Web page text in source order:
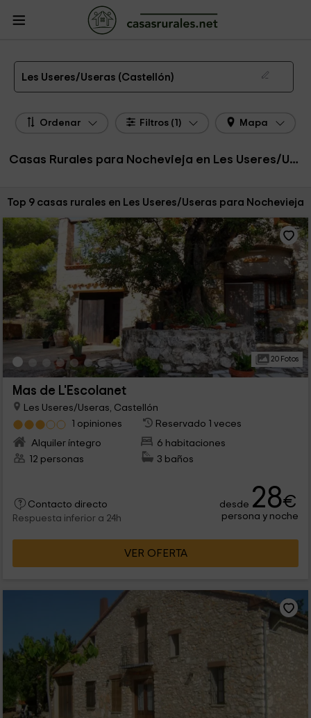
Casas Rurales
Casas Rurales Castellón
Casas Rurales Les Useres/Useras
Casas Rurales Nochevieja en Les Useres/Useras
Les Useres/Useras (Castellón)
Ordenar Filtros (1) Mapa
Casas Rurales para Nochevieja en Les Useres/Useras
Ordenar por:
Top 9 casas rurales en Les Useres/Useras para Nochevieja
20 Fotos
Mas de L'Escolanet
Les Useres/Useras, Castellón
1 opiniones
Reservado 1 veces
Alquiler íntegro
6 habitaciones
12 personas
3 baños
Contacto directo
Respuesta inferior a 24h
desde 28€
persona y noche
VER OFERTA